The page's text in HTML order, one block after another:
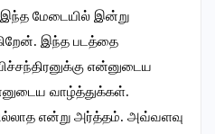
மேடையில் இன்று
இந்த படத்தை
என்னுடைய
வாழ்த்துக்கள்.
என்று அர்த்தம். அவ்வளவு